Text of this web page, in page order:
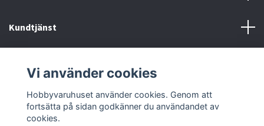
Kundtjänst
Sociala medier
Vi använder cookies
Hobbyvaruhuset använder cookies. Genom att
fortsätta på sidan godkänner du användandet av
cookies.